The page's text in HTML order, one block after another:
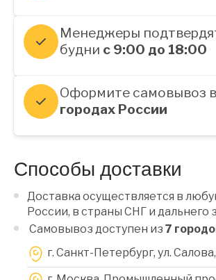
Менеджеры
будни с 9:00 до 18:00
Оформите самовывоз в
городах России
Способы доставки
Доставка осуществляется в
России, в страны СНГ и дальнего
Самовывоз доступен из 7
г. Санкт-Петербург, ул.